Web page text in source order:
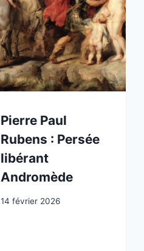
Pierre Paul
Rubens : Persée
libérant
Andromède
14 février 2026